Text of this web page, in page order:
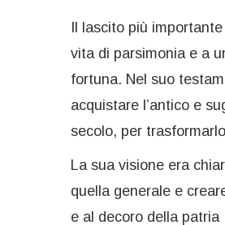
Il lascito più
vita di parsimonia e a
fortuna. Nel suo
acquistare l’antico e
secolo, per
La sua visione era
quella generale e
e al decoro della